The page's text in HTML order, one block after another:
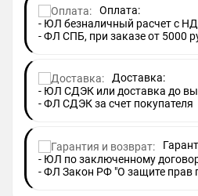
Оплата:
- ЮЛ безналичный расчет с
- ФЛ СПБ, при заказе от 5000
Доставка:
- ЮЛ СДЭК или доставка до
- ФЛ СДЭК за счет покупателя
- ЮЛ по заключенному
- ФЛ Закон РФ "О защите прав